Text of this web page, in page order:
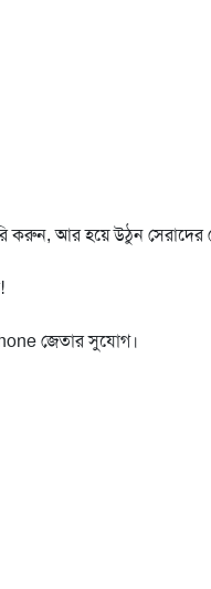
করুন, আর হয়ে উঠুন সেরাদের
জেতার সুযোগ।